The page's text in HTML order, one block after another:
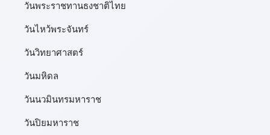
วันพระราชทานธงชาติไทย
วันไหว้พระจันทร์​
วันวิทยาศาสตร์
วันมหิดล
วันนวมินทรมหาราช
วันปิยมหาราช